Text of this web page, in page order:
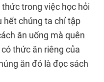
trong việc học hỏi
hết chúng ta chỉ tập
ăn uống mà quên
thức ăn riêng của
ăn đó là đọc sách